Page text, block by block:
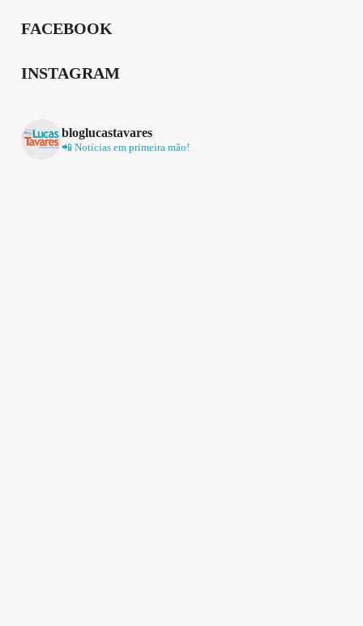
FACEBOOK
INSTAGRAM
bloglucastavares
📲 Notícias em primeira mão!